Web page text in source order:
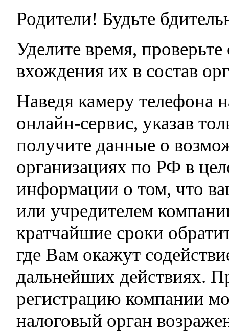
Родители! Будьте
Уделите время,
вхождения их в состав
Наведя камеру телефона
онлайн-сервис, указав
получите данные о
организациях по РФ в
информации о том, что
или учредителем
кратчайшие сроки
где Вам окажут
дальнейших действиях.
регистрацию компании
налоговый орган